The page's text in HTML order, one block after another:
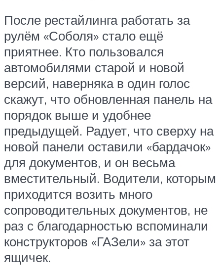
После рестайлинга работать за
рулём «Соболя» стало ещё
приятнее. Кто пользовался
автомобилями старой и новой
версий, наверняка в один голос
скажут, что обновленная панель на
порядок выше и удобнее
предыдущей. Радует, что сверху на
новой панели оставили «бардачок»
для документов, и он весьма
вместительный. Водители, которым
приходится возить много
сопроводительных документов, не
раз с благодарностью вспоминали
конструкторов «ГАЗели» за этот
ящичек.